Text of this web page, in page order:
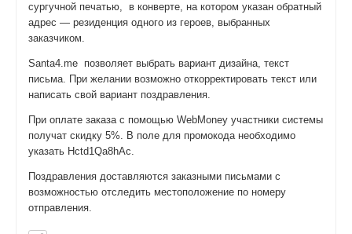
сургучной печатью, в конверте, на котором указан обратный
адрес — резиденция одного из героев, выбранных
заказчиком.
Santa4.me позволяет выбрать вариант дизайна, текст
письма. При желании возможно откорректировать текст или
написать свой вариант поздравления.
При оплате заказа с помощью WebMoney участники системы
получат скидку 5%. В поле для промокода необходимо
указать Hctd1Qa8hAc.
Поздравления доставляются заказными письмами с
возможностью отследить местоположение по номеру
отправления.